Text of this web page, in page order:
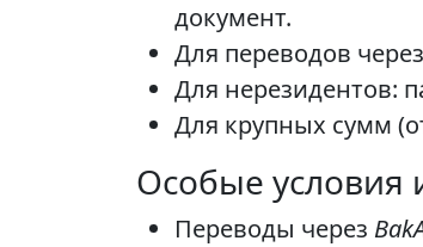
документ.
Для переводов
Для нерезидентов:
Для крупных сумм
Особые условия
Переводы через